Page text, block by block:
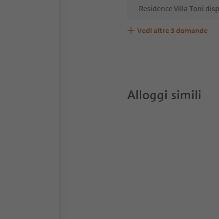
Residence Villa Toni
Residence Villa Toni
Quali servizi/attività
Gli ospiti di Residence
Vedi altre 3 domande
Alloggi simili